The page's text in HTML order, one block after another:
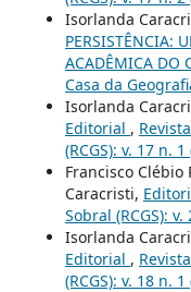
Isorlanda
PERSISTÊNCIA:
ACADÊMICA DO
Casa da
Isorlanda
Editorial ,
(RCGS): v. 17 n.
Francisco
Caracristi,
Sobral (RCGS):
Isorlanda
Editorial ,
(RCGS): v. 18 n. 1